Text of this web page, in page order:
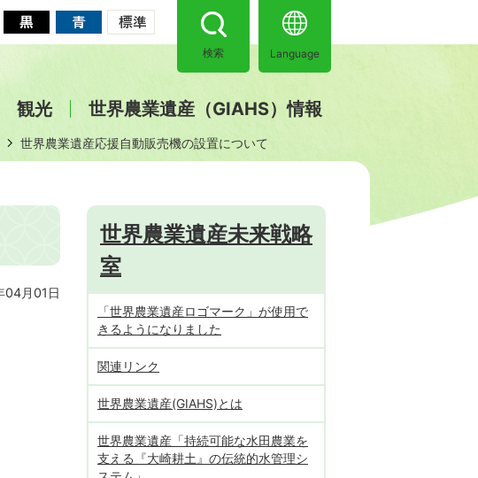
検索 Language
観光 世界農業遺産（GIAHS）情報
世界農業遺産応援自動販売機の設置について
04月01日
世界農業遺産未来戦略
室
「世界農業遺産ロゴマーク」が使用で
きるようになりました
関連リンク
世界農業遺産(GIAHS)とは
世界農業遺産「持続可能な水田農業を
支える『大崎耕土』の伝統的水管理シ